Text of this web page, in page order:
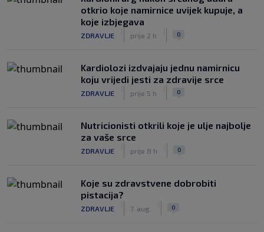
otkrio koje namirnice uvijek kupuje, a
koje izbjegava
ZDRAVLJE prije 2 h 0
Kardiolozi izdvajaju jednu namirnicu
koju vrijedi jesti za zdravije srce
ZDRAVLJE prije 5 h 0
Nutricionisti otkrili koje je ulje najbolje
za vaše srce
ZDRAVLJE prije 8 h 0
Koje su zdravstvene dobrobiti
pistacija?
ZDRAVLJE 7. aug. 0